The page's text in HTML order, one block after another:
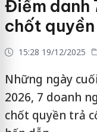
Điểm danh
chốt
15:28 19/12/2025
Những ngày
2026, 7 doanh
chốt quyền trả